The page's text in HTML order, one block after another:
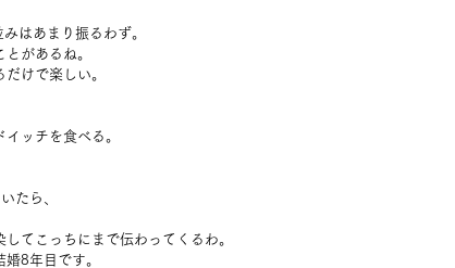
はあまり振るわず。
があるね。
けで楽しい。
ッチを食べる。
たら、
てこっちにまで伝わってくるわ。
8年目です。